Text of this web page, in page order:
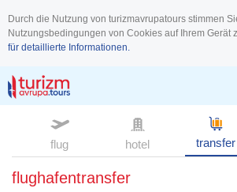
Durch die Nutzung von turizmavrupatours stimmen
Nutzungsbedingungen von Cookies auf Ihrem Gerät
für detaillierte Informationen.
flug hotel transfer
flughafentransfer